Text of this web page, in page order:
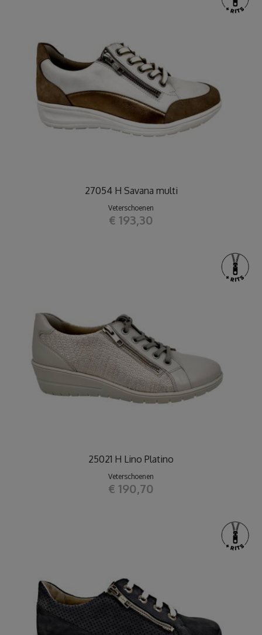
27054 H Savana multi
Veterschoenen
€ 193,30
25021 H Lino Platino
Veterschoenen
€ 190,70